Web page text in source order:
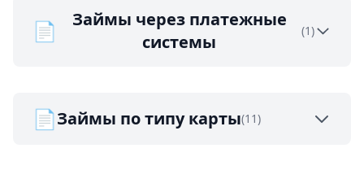
📄
Займы через платежные
системы
(1)
📄Займы по типу карты(11)